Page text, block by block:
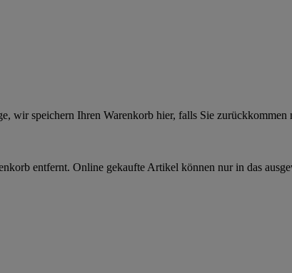
wir speichern Ihren Warenkorb hier, falls Sie zurückkommen
entfernt. Online gekaufte Artikel können nur in das